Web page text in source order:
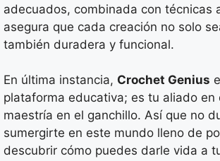
adecuados, combinada con técnicas
asegura que cada creación no solo
también duradera y funcional.
En última instancia, Crochet Genius
plataforma educativa; es tu aliado en
maestría en el ganchillo. Así que no
sumergirte en este mundo lleno de
descubrir cómo puedes darle vida a